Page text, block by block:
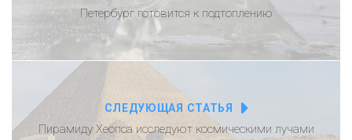
Петербург готовится к подтоплению
СЛЕДУЮЩАЯ СТАТЬЯ
Пирамиду Хеопса исследуют космическими лучами